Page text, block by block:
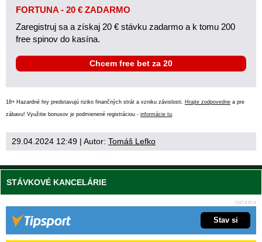
FORTUNA - 20 € ZADARMO
Zaregistruj sa a získaj 20 € stávku zadarmo a k tomu 200
free spinov do kasína.
Chcem free bet za 20
18+ Hazardné hry predstavujú riziko finančných strát a vzniku závislosti. Hrajte zodpovedne a pre
zábavu! Využitie bonusov je podmienené registráciou - informácie tu
29.04.2024 12:49 | Autor: Tomáš Lefko
STÁVKOVÉ KANCELÁRIE
Stav si